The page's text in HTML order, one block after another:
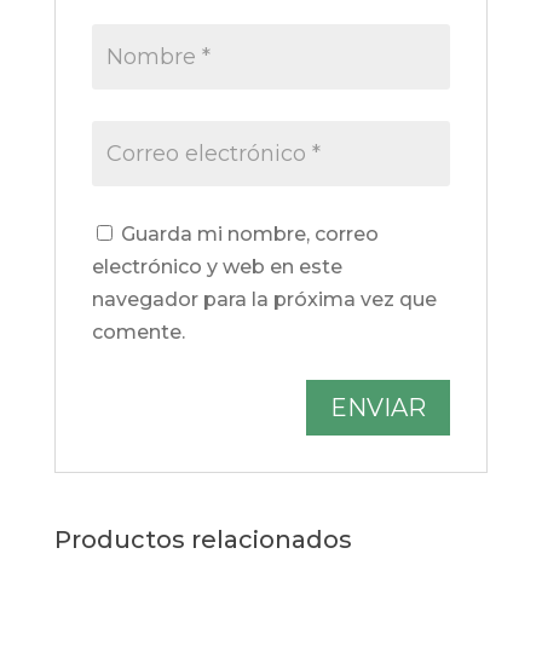
Guarda mi nombre, correo
electrónico y web en este
navegador para la próxima vez que
comente.
Productos relacionados